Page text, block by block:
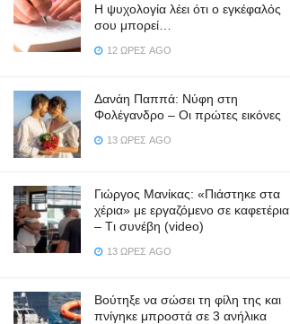
Η ψυχολογία λέει ότι ο εγκέφαλός
σου μπορεί…
12 ΏΡΕΣ AGO
Δανάη Παππά: Νύφη στη
Φολέγανδρο – Οι πρώτες εικόνες
13 ΏΡΕΣ AGO
Γιώργος Μανίκας: «Πιάστηκε στα
χέρια» με εργαζόμενο σε καφετέρια
– Tι συνέβη (video)
13 ΏΡΕΣ AGO
Βούτηξε να σώσει τη φίλη της και
πνίγηκε μπροστά σε 3 ανήλικα